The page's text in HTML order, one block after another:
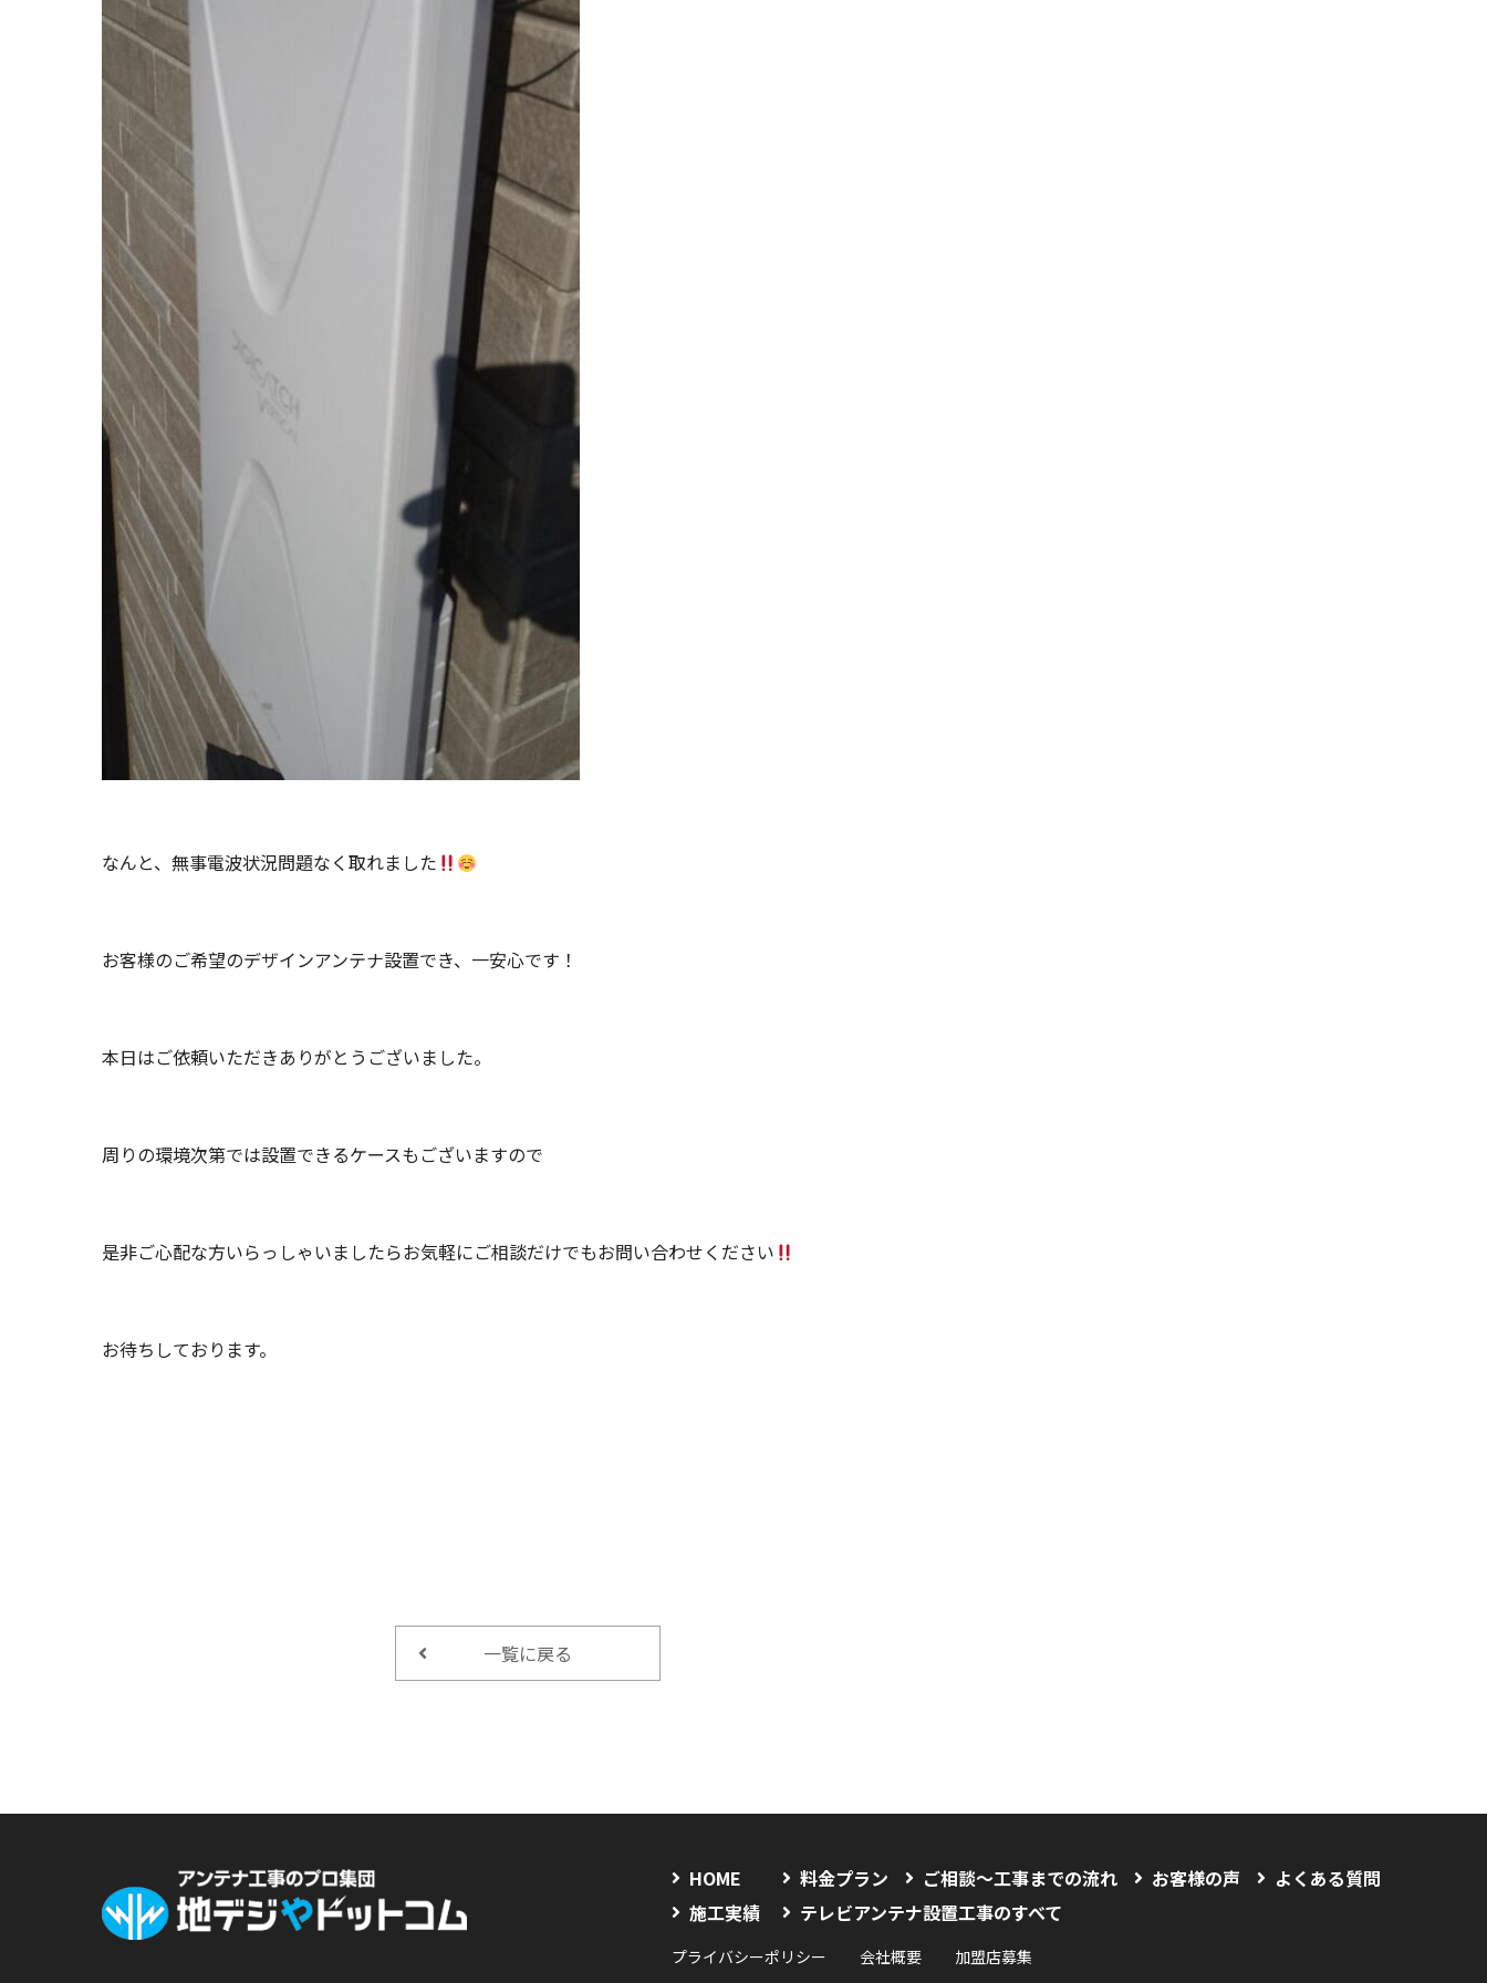
なんと、無事電波状況問題なく取れました
お客様のご希望のデザインアンテナ設置でき、一安心です！
本日はご依頼いただきありがとうございました。
周りの環境次第では設置できるケースもございますので
是非ご心配な方いらっしゃいましたらお気軽にご相談だけでもお問い合わせください
お待ちしております。
一覧に戻る
HOME 料金プラン ご相談〜工事までの流れ お客様の声
よくある質問
施工実績
テレビアンテナ設置工事のすべて
プライバシーポリシー 会社概要 加盟店募集